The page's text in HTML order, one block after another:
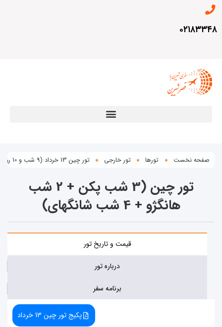
نخست تورها تور خارجی تور چین 13 خرداد (9 شب و 10 روز)
تور چین (3 شب پکن + 2 شب
هانگژو + 4 شب شانگهای)
قیمت و تاریخ تور
درباره تور
برنامه سفر
پکیج تور چین 13 خرداد